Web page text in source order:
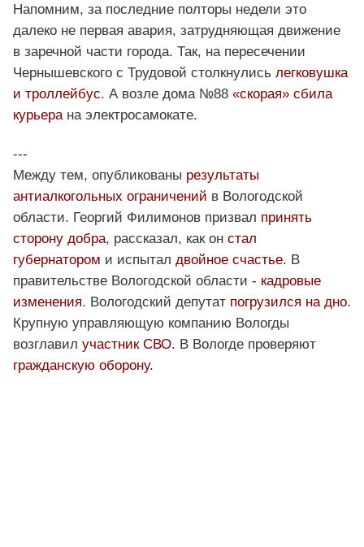
Напомним, за последние полторы недели это
далеко не первая авария, затрудняющая движение
в заречной части города. Так, на пересечении
Чернышевского с Трудовой столкнулись легковушка
и троллейбус. А возле дома №88 «скорая» сбила
курьерана электросамокате.
---
Между тем, опубликованы результаты
антиалкогольных ограничений в Вологодской
области. Георгий Филимонов призвал принять
сторону добра, рассказал, как он стал
губернатором и испытал двойное счастье. В
правительстве Вологодской области - кадровые
изменения. Вологодский депутат погрузился на дно.
Крупную управляющую компанию Вологды
возглавил участник СВО. В Вологде проверяют
гражданскую оборону.